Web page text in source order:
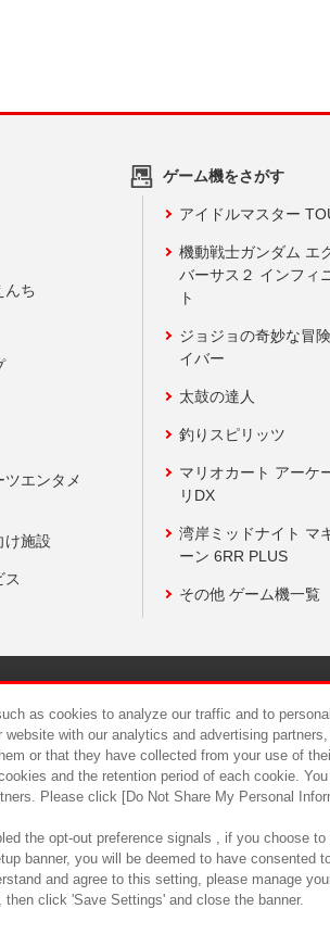
んち
ツエンタメ
け施設
ス
ゲーム機をさがす
アイドルマスター
機動戦士ガンダム エ
バーサス２ インフィ
ト
ジョジョの奇妙な冒
イバー
太鼓の達人
釣りスピリッツ
マリオカート アーケ
リDX
湾岸ミッドナイト マ
ーン 6RR PLUS
その他 ゲーム機一覧
食品のご提供について カ
as cookies to analyze our traffic and to
with our analytics and advertising
or that they have collected from your use of
and the retention period of each cookie.
Please click [Do Not Share My Personal
the opt-out preference signals , if you choose
banner, you will be deemed to have consented
and agree to this setting, please manage
click 'Save Settings' and close the banner.